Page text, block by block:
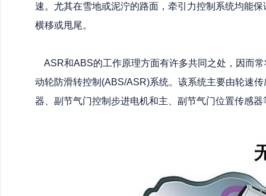
速。尤其在雪地或泥泞的路面，牵引力控制系统均能
横移或甩尾。
ASR和ABS的工作原理方面有许多共同之处，因而
动轮防滑转控制(ABS/ASR)系统。该系统主要由轮速
器、副节气门控制步进电机和主、副节气门位置传感器